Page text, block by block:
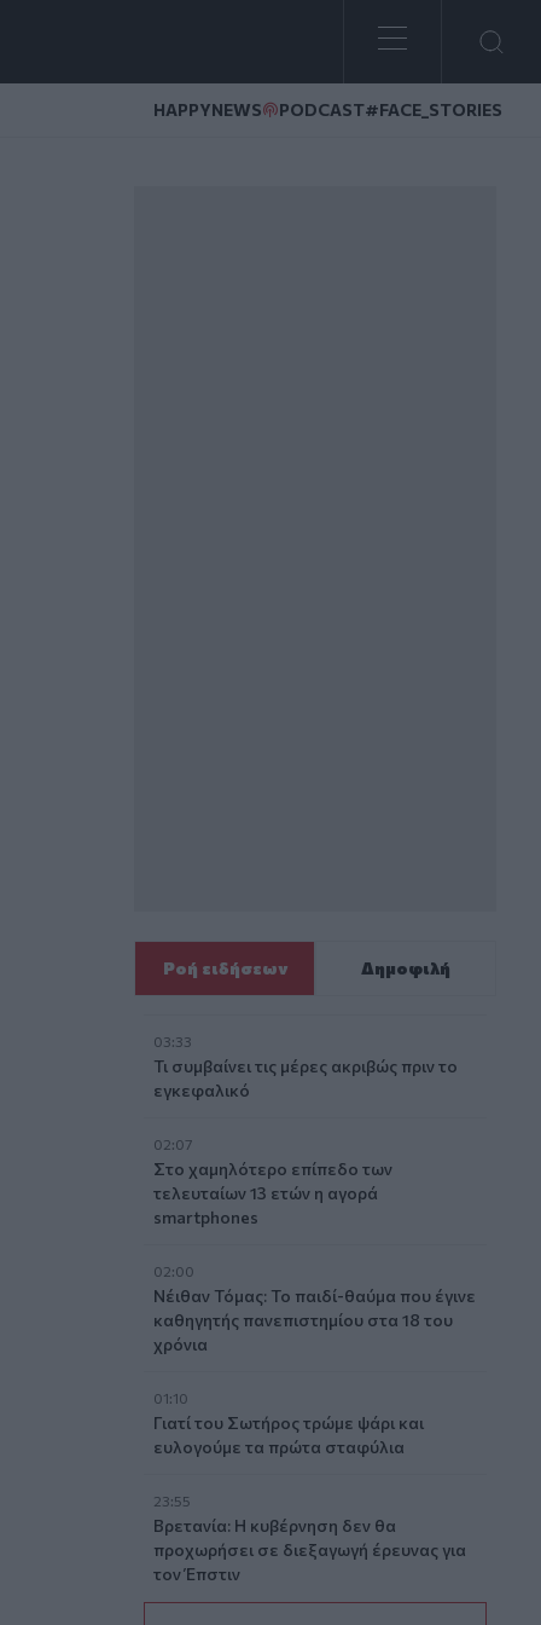
HAPPYNEWS PODCAST#FACE_STORIES
Ροή ειδήσεων Δημοφιλή
03:33
Τι συμβαίνει τις μέρες ακριβώς πριν το
εγκεφαλικό
02:07
Στο χαμηλότερο επίπεδο των
τελευταίων 13 ετών η αγορά
smartphones
02:00
Νέιθαν Τόμας: Το παιδί-θαύμα που έγινε
καθηγητής πανεπιστημίου στα 18 του
χρόνια
01:10
Γιατί του Σωτήρος τρώμε ψάρι και
ευλογούμε τα πρώτα σταφύλια
23:55
Βρετανία: Η κυβέρνηση δεν θα
προχωρήσει σε διεξαγωγή έρευνας για
τον Έπστιν